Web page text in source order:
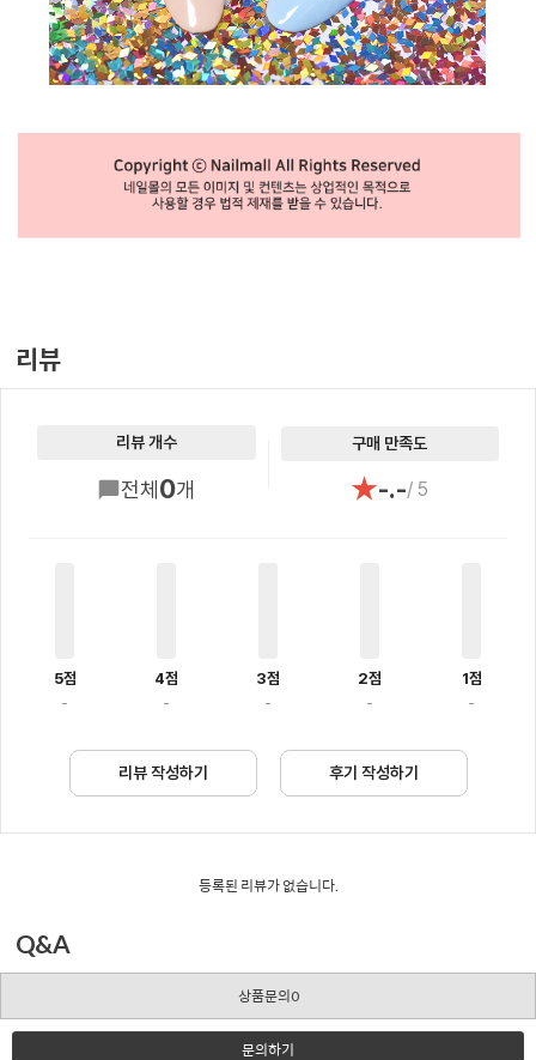
리뷰
리뷰 개수
전체 0개
구매 만족도
★-.-/ 5
5점
-
4점
-
3점
-
2점
-
1점
-
리뷰 작성하기 후기 작성하기
등록된 리뷰가 없습니다.
Q&A
상품문의0
문의하기